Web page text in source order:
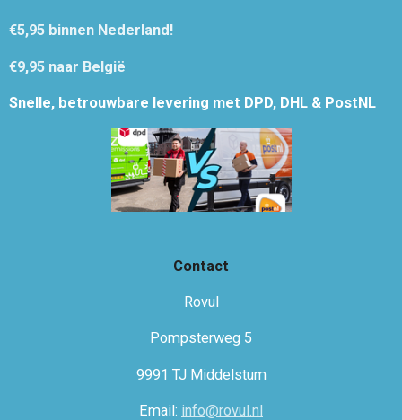
€5,95 binnen Nederland!
€9,95 naar België
Snelle, betrouwbare levering met DPD, DHL & PostNL
Contact
Rovul
Pompsterweg 5
9991 TJ Middelstum
Email: info@rovul.nl